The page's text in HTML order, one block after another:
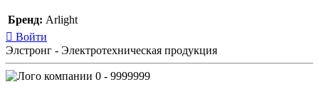
Бренд: Arlight
Войти
Элстронг - Электротехническая продукция
0 - 9999999